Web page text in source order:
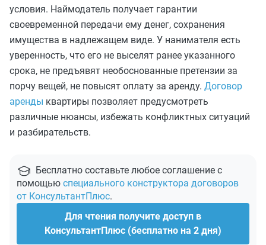
условия. Наймодатель получает гарантии
своевременной передачи ему денег, сохранения
имущества в надлежащем виде. У нанимателя есть
уверенность, что его не выселят ранее указанного
срока, не предъявят необоснованные претензии за
порчу вещей, не повысят оплату за аренду. Договор
аренды квартиры позволяет предусмотреть
различные нюансы, избежать конфликтных ситуаций
и разбирательств.
Бесплатно составьте любое соглашение с
помощью специального конструктора договоров
от КонсультантПлюс.
Для чтения получите доступ в
КонсультантПлюс (бесплатно на 2 дня)